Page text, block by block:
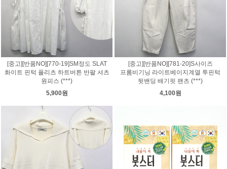
[중고][반품NO][770-19]SM정도 SLAT
화이트 핀턱 플리츠 하트버튼 반팔 셔츠
원피스 (***)
5,900원
[중고][반품NO][781-20]S사이즈
프롬비기닝 라이트베이지계열 투핀턱
뒷밴딩 배기핏 팬츠 (***)
4,100원